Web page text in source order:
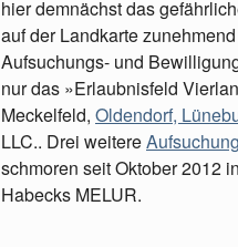
hier demnächst das
auf der Landkarte
Aufsuchungs- und
nur das »Erlaubnisfeld
Meckelfeld, Oldendorf,
LLC.. Drei weitere
schmoren seit Oktober 2012
Habecks MELUR.